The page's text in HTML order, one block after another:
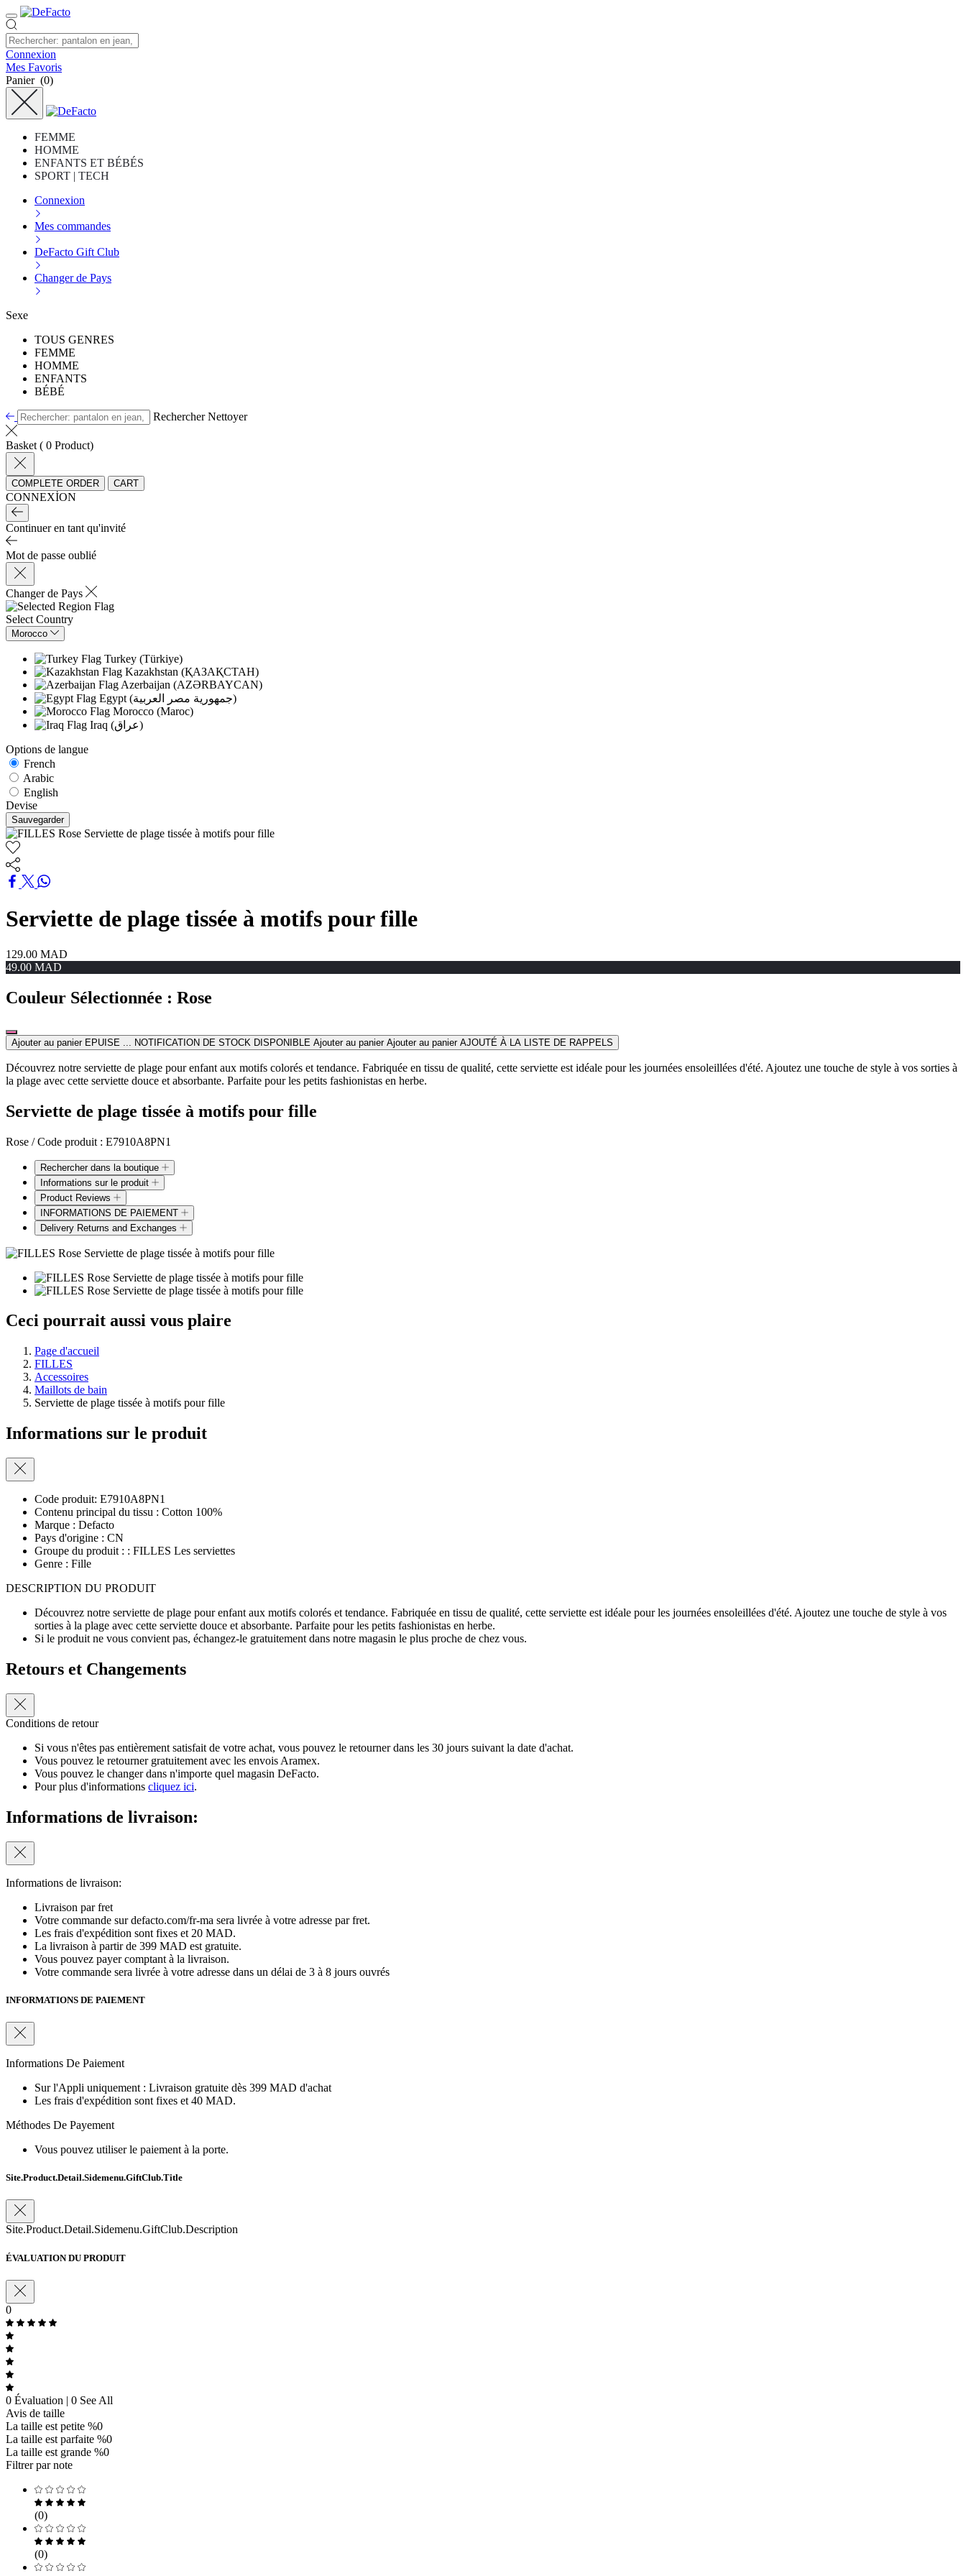
Connexion
Mes Favoris
Panier (0)
FEMME
HOMME
ENFANTS ET BÉBÉS
SPORT | TECH
Connexion
Mes commandes
DeFacto Gift Club
Changer de Pays
Sexe
TOUS GENRES
FEMME
HOMME
ENFANTS
BÉBÉ
Rechercher Nettoyer
Basket ( 0 Product)
COMPLETE ORDER CART
CONNEXİON
Continuer en tant qu'invité
Mot de passe oublié
Changer de Pays
Select Country
Morocco
Turkey (Türkiye)
Kazakhstan (ҚАЗАҚСТАН)
Azerbaijan (AZƏRBAYCAN)
Egypt (جمهورية مصر العربية)
Morocco (Maroc)
Iraq (عراق)
Options de langue
French
Arabic
English
Devise
Sauvegarder
Serviette de plage tissée à motifs pour fille
129.00 MAD
49.00 MAD
Couleur Sélectionnée : Rose
Ajouter au panier EPUISE ... NOTIFICATION DE STOCK DISPONIBLE Ajouter au panier Ajouter au panier AJOUTÉ À LA LISTE DE RAPPELS
Découvrez notre serviette de plage pour enfant aux motifs colorés et tendance. Fabriquée en tissu de qualité, cette serviette est idéale pour les journées ensoleillées d'été. Ajoutez une touche de style à vos sorties à
la plage avec cette serviette douce et absorbante. Parfaite pour les petits fashionistas en herbe.
Serviette de plage tissée à motifs pour fille
Rose / Code produit : E7910A8PN1
Rechercher dans la boutique
Informations sur le produit
Product Reviews
INFORMATIONS DE PAIEMENT
Delivery Returns and Exchanges
Ceci pourrait aussi vous plaire
Page d'accueil
FILLES
Accessoires
Maillots de bain
Serviette de plage tissée à motifs pour fille
Informations sur le produit
Code produit: E7910A8PN1
Contenu principal du tissu : Cotton 100%
Marque : Defacto
Pays d'origine : CN
Groupe du produit : : FILLES Les serviettes
Genre : Fille
DESCRIPTION DU PRODUIT
Découvrez notre serviette de plage pour enfant aux motifs colorés et tendance. Fabriquée en tissu de qualité, cette serviette est idéale pour les journées ensoleillées d'été. Ajoutez une touche de style à vos
sorties à la plage avec cette serviette douce et absorbante. Parfaite pour les petits fashionistas en herbe.
Si le produit ne vous convient pas, échangez-le gratuitement dans notre magasin le plus proche de chez vous.
Retours et Changements
Conditions de retour
Si vous n'êtes pas entièrement satisfait de votre achat, vous pouvez le retourner dans les 30 jours suivant la date d'achat.
Vous pouvez le retourner gratuitement avec les envois Aramex.
Vous pouvez le changer dans n'importe quel magasin DeFacto.
Pour plus d'informations cliquez ici.
Informations de livraison:
Informations de livraison:
Livraison par fret
Votre commande sur defacto.com/fr-ma sera livrée à votre adresse par fret.
Les frais d'expédition sont fixes et 20 MAD.
La livraison à partir de 399 MAD est gratuite.
Vous pouvez payer comptant à la livraison.
Votre commande sera livrée à votre adresse dans un délai de 3 à 8 jours ouvrés
INFORMATIONS DE PAIEMENT
Informations De Paiement
Sur l'Appli uniquement : Livraison gratuite dès 399 MAD d'achat
Les frais d'expédition sont fixes et 40 MAD.
Méthodes De Payement
Vous pouvez utiliser le paiement à la porte.
Site.Product.Detail.Sidemenu.GiftClub.Title
Site.Product.Detail.Sidemenu.GiftClub.Description
ÉVALUATION DU PRODUIT
0
0 Évaluation | 0 See All
Avis de taille
La taille est petite %0
La taille est parfaite %0
La taille est grande %0
Filtrer par note
(0)
(0)